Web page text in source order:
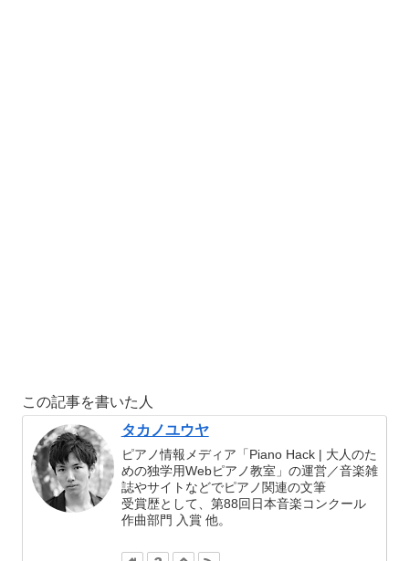
この記事を書いた人
タカノユウヤ
ピアノ情報メディア「Piano Hack | 大人のた
めの独学用Webピアノ教室」の運営／音楽雑
誌やサイトなどでピアノ関連の文筆
受賞歴として、第88回日本音楽コンクール
作曲部門 入賞 他。